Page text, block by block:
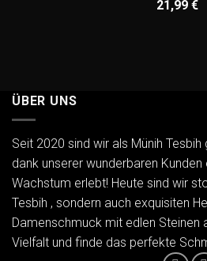
21,99 €
ÜBER UNS
Seit 2020 sind wir als Münih
dank unserer wunderbaren
Wachstum erlebt! Heute sind wir
Tesbih , sondern auch exquisiten
Damenschmuck mit edlen Steinen
Vielfalt und finde das perfekte